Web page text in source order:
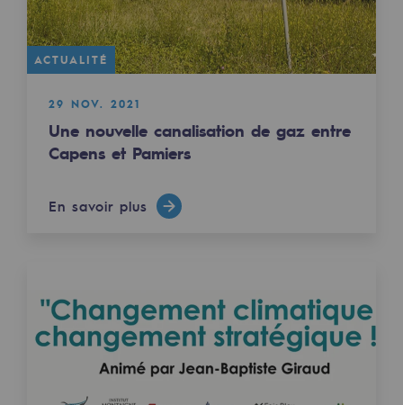
Les énergies d'avenir
Notre vision
Gaz renouvelables et procédés
Pyrogazéification et gazéification
Méthanation
Concertations CH4, H2 et CO2
Espace pédagogique
Espace pédagogique
ACTUALITÉ
29 NOV. 2021
Une nouvelle canalisation de gaz entre
Capens et Pamiers
En savoir plus